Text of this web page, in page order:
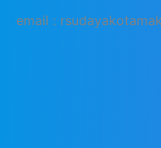
email :